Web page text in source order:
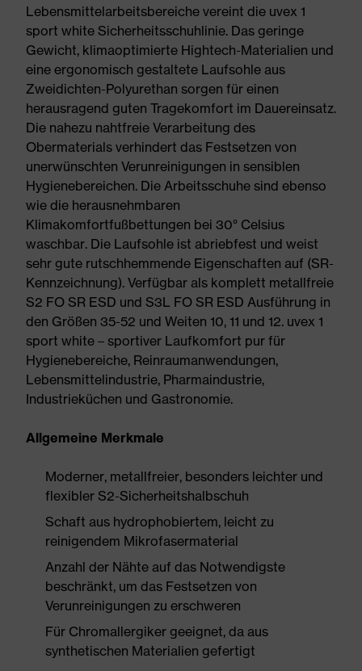
Lebensmittelarbeitsbereiche vereint die uvex 1
sport white Sicherheitsschuhlinie. Das geringe
Gewicht, klimaoptimierte Hightech-Materialien und
eine ergonomisch gestaltete Laufsohle aus
Zweidichten-Polyurethan sorgen für einen
herausragend guten Tragekomfort im Dauereinsatz.
Die nahezu nahtfreie Verarbeitung des
Obermaterials verhindert das Festsetzen von
unerwünschten Verunreinigungen in sensiblen
Hygienebereichen. Die Arbeitsschuhe sind ebenso
wie die herausnehmbaren
Klimakomfortfußbettungen bei 30° Celsius
waschbar. Die Laufsohle ist abriebfest und weist
sehr gute rutschhemmende Eigenschaften auf (SR-
Kennzeichnung). Verfügbar als komplett metallfreie
S2 FO SR ESD und S3L FO SR ESD Ausführung in
den Größen 35-52 und Weiten 10, 11 und 12. uvex 1
sport white – sportiver Laufkomfort pur für
Hygienebereiche, Reinraumanwendungen,
Lebensmittelindustrie, Pharmaindustrie,
Industrieküchen und Gastronomie.
Allgemeine Merkmale
Moderner, metallfreier, besonders leichter und
flexibler S2-Sicherheitshalbschuh
Schaft aus hydrophobiertem, leicht zu
reinigendem Mikrofasermaterial
Anzahl der Nähte auf das Notwendigste
beschränkt, um das Festsetzen von
Verunreinigungen zu erschweren
Für Chromallergiker geeignet, da aus
synthetischen Materialien gefertigt